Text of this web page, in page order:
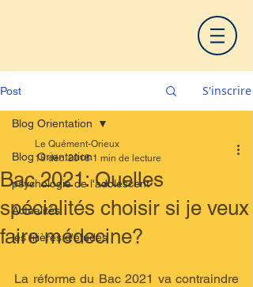
Post S'inscrire
Blog Orientation
psychologie de l'adolescent
Actualités
les filières d'études
Blog Orientation
Bac 2021: Quelles
spécialités choisir si je veux
faire médecine?
Le Quément-Orieux
18 déc. 2018 1 min de lecture
La réforme du Bac 2021 va contraindre